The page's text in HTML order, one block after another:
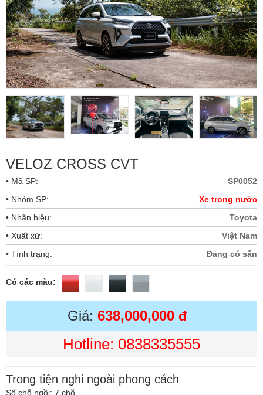
VELOZ CROSS CVT
• Mã SP:
SP0052
• Nhóm SP:
Xe trong nước
• Nhãn hiệu:
Toyota
• Xuất xứ:
Việt Nam
• Tình trạng:
Đang có sẵn
Có các màu:
Giá: 638,000,000 đ
Hotline: 0838335555
Trong tiện nghi ngoài phong cách
Số chỗ ngồi: 7 chỗ